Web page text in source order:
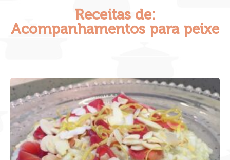
Receitas de:
Acompanhamentos para peixe